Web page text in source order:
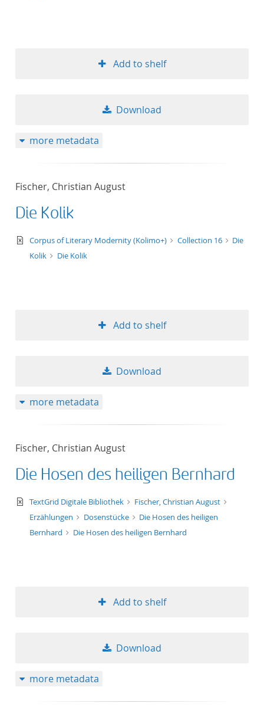
Add to shelf
Download
more metadata
Fischer, Christian August
Die Kolik
text/xml
Corpus of Literary Modernity (Kolimo+) Collection 16
Die
Kolik
Die Kolik
Add to shelf
Download
more metadata
Fischer, Christian August
Die Hosen des heiligen Bernhard
text/xml
TextGrid Digitale Bibliothek
Fischer, Christian August
Erzählungen
Dosenstücke
Die Hosen des heiligen
Bernhard
Die Hosen des heiligen Bernhard
Add to shelf
Download
more metadata